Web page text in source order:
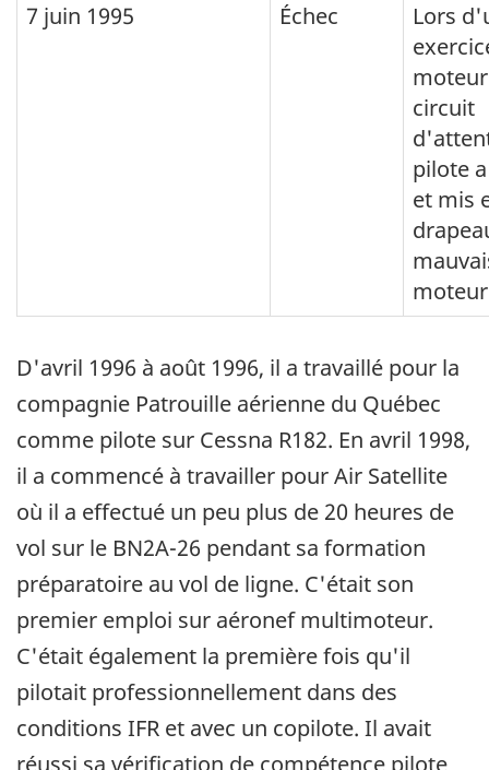
7 juin 1995
Échec
Lors
circuit
pilote
et mis
D'avril 1996 à août 1996, il a travaillé pour la
compagnie Patrouille aérienne du Québec
comme pilote sur Cessna R182. En avril 1998,
il a commencé à travailler pour Air Satellite
où il a effectué un peu plus de 20 heures de
vol sur le BN2A-26 pendant sa formation
préparatoire au vol de ligne. C'était son
premier emploi sur aéronef multimoteur.
C'était également la première fois qu'il
pilotait professionnellement dans des
conditions IFR et avec un copilote. Il avait
réussi sa vérification de compétence pilote